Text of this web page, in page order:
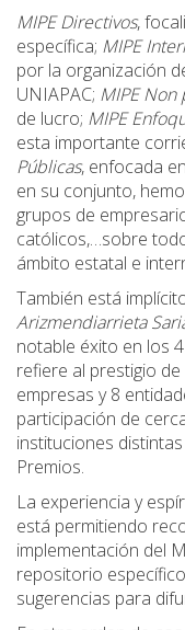
MIPE Directivos,
específica; MIPE
por la organización
UNIAPAC; MIPE Non
de lucro; MIPE
esta importante
Públicas, enfocada
en su conjunto,
grupos de
católicos,…sobre
ámbito estatal e
También está
Arizmendiarrieta
notable éxito en los 4
refiere al prestigio
empresas y 8
participación de
instituciones
Premios.
La experiencia y
está permitiendo
implementación del
repositorio
sugerencias para